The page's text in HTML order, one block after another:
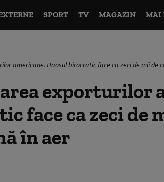
SPORT TV MAGAZIN MAI
americane. Haosul birocratic face ca zeci de mii de
exporturilor
face ca zeci de
în aer